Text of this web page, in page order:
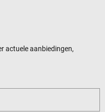
actuele aanbiedingen,